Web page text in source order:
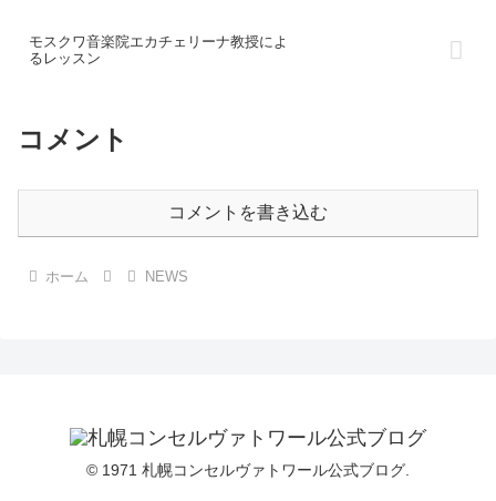
モスクワ音楽院エカチェリーナ教授によ
るレッスン
コメント
コメントを書き込む
ホーム NEWS
© 1971 札幌コンセルヴァトワール公式ブログ.